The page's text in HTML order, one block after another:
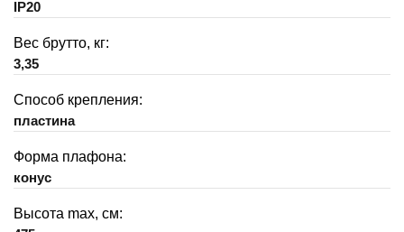
IP20
Вес брутто, кг:
3,35
Способ крепления:
пластина
Форма плафона:
конус
Высота max, см: